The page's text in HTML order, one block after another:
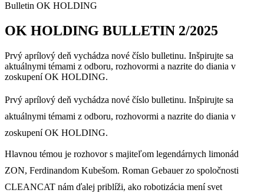
Bulletin OK HOLDING
OK HOLDING BULLETIN 2/2025
Prvý aprílový deň vychádza nové číslo bulletinu. Inšpirujte sa
aktuálnymi témami z odboru, rozhovormi a nazrite do diania v
zoskupení OK HOLDING.
Prvý aprílový deň vychádza nové číslo bulletinu. Inšpirujte sa
aktuálnymi témami z odboru, rozhovormi a nazrite do diania v
zoskupení OK HOLDING.
Hlavnou témou je rozhovor s majiteľom legendárnych limonád
ZON, Ferdinandom Kubešom. Roman Gebauer zo spoločnosti
CLEANCAT nám ďalej priblíži, ako robotizácia mení svet